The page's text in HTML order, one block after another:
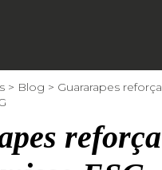
Blog
Guararapes reforça
reforça